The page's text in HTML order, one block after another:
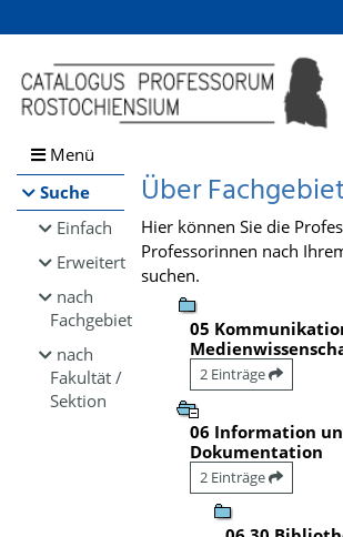
Browsen
direkt zum Inhalt
Menü
Suche
Einfach
Erweitert
nach
Fachgebiet
nach
Fakultät /
Sektion
Über
Hier können Sie die
Professorinnen nach
suchen.
05
2 Einträge
06 Information
Dokumentation
2 Einträge